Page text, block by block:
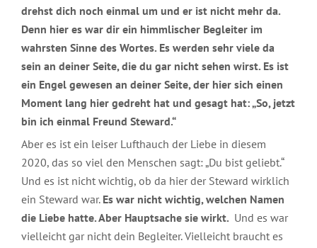
drehst dich noch einmal um und er ist nicht mehr da.
Denn hier es war dir ein himmlischer Begleiter im
wahrsten Sinne des Wortes. Es werden sehr viele da
sein an deiner Seite, die du gar nicht sehen wirst. Es ist
ein Engel gewesen an deiner Seite, der hier sich einen
Moment lang hier gedreht hat und gesagt hat: „So, jetzt
bin ich einmal Freund Steward.“
Aber es ist ein leiser Lufthauch der Liebe in diesem
2020, das so viel den Menschen sagt: „Du bist geliebt.“
Und es ist nicht wichtig, ob da hier der Steward wirklich
ein Steward war. Es war nicht wichtig, welchen Namen
die Liebe hatte. Aber Hauptsache sie wirkt. Und es war
vielleicht gar nicht dein Begleiter. Vielleicht braucht es